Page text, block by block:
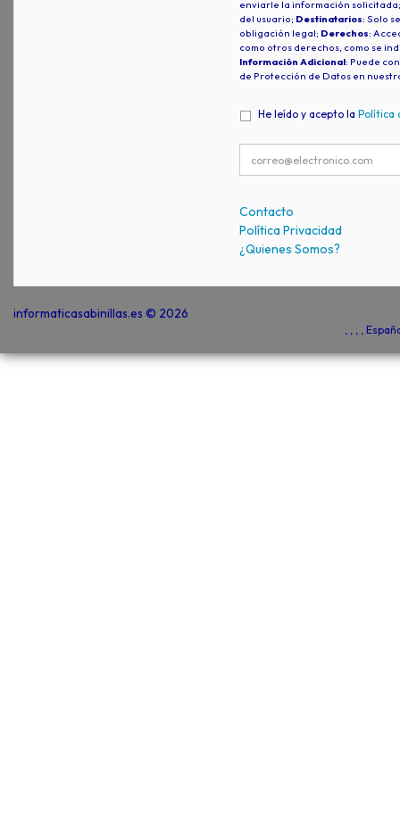
enviarle la información
del usuario; Destinatarios: Solo
obligación legal; Derechos:
como otros derechos, como se
Información Adicional: Puede
de Protección de Datos en
He leído y acepto la Política
Contacto
Política Privacidad
¿Quienes Somos?
informaticasabinillas.es © 2026
, , , ,